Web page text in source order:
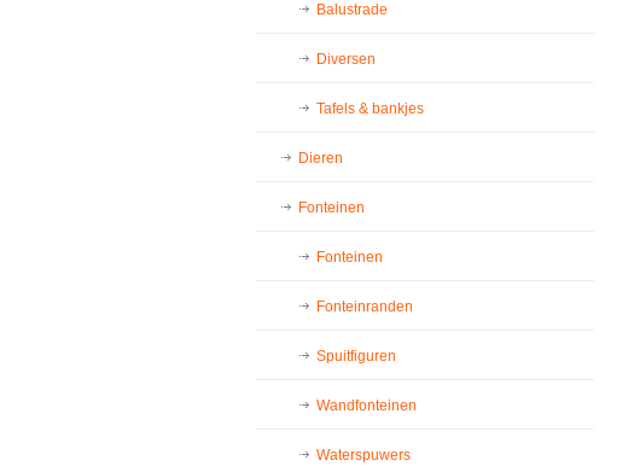
Balustrade
Diversen
Tafels & bankjes
Dieren
Fonteinen
Fonteinen
Fonteinranden
Spuitfiguren
Wandfonteinen
Waterspuwers